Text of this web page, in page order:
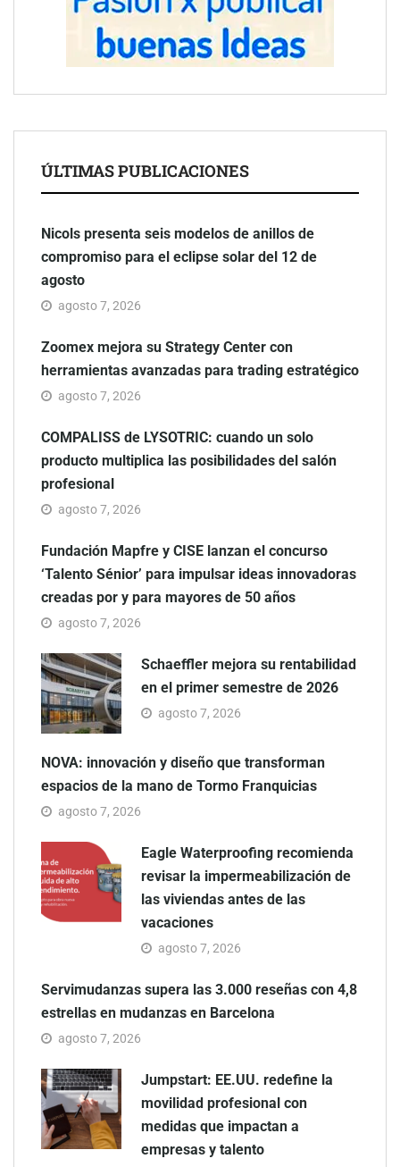
ÚLTIMAS PUBLICACIONES
Nicols presenta seis modelos de anillos de
compromiso para el eclipse solar del 12 de
agosto
agosto 7, 2026
Zoomex mejora su Strategy Center con
herramientas avanzadas para trading estratégico
agosto 7, 2026
COMPALISS de LYSOTRIC: cuando un solo
producto multiplica las posibilidades del salón
profesional
agosto 7, 2026
Fundación Mapfre y CISE lanzan el concurso
‘Talento Sénior’ para impulsar ideas innovadoras
creadas por y para mayores de 50 años
agosto 7, 2026
Schaeffler mejora su rentabilidad
en el primer semestre de 2026
agosto 7, 2026
NOVA: innovación y diseño que transforman
espacios de la mano de Tormo Franquicias
agosto 7, 2026
Eagle Waterproofing recomienda
revisar la impermeabilización de
las viviendas antes de las
vacaciones
agosto 7, 2026
Servimudanzas supera las 3.000 reseñas con 4,8
estrellas en mudanzas en Barcelona
agosto 7, 2026
Jumpstart: EE.UU. redefine la
movilidad profesional con
medidas que impactan a
empresas y talento